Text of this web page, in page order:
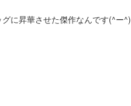
に昇華させた傑作なんです(^ー^)